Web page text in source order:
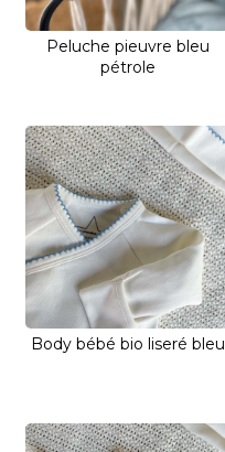
Peluche pieuvre bleu
pétrole
Body bébé bio liseré bleu